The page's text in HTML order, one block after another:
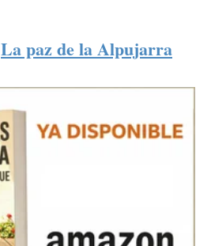
La paz de la Alpujarra